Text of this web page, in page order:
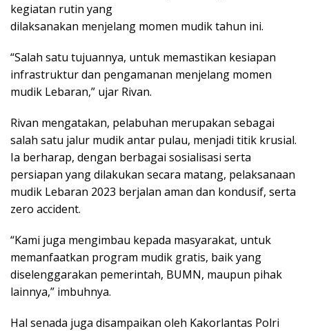
kegiatan rutin yang
dilaksanakan menjelang momen mudik tahun ini.
“Salah satu tujuannya, untuk memastikan kesiapan
infrastruktur dan pengamanan menjelang momen
mudik Lebaran,” ujar Rivan.
Rivan mengatakan, pelabuhan merupakan sebagai
salah satu jalur mudik antar pulau, menjadi titik krusial.
Ia berharap, dengan berbagai sosialisasi serta
persiapan yang dilakukan secara matang, pelaksanaan
mudik Lebaran 2023 berjalan aman dan kondusif, serta
zero accident.
“Kami juga mengimbau kepada masyarakat, untuk
memanfaatkan program mudik gratis, baik yang
diselenggarakan pemerintah, BUMN, maupun pihak
lainnya,” imbuhnya.
Hal senada juga disampaikan oleh Kakorlantas Polri